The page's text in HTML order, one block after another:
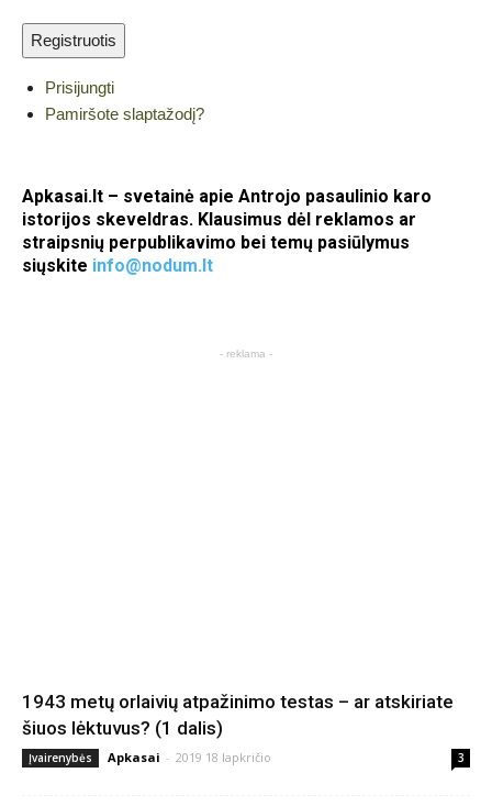
Registruotis
Prisijungti
Pamiršote slaptažodį?
Apkasai.lt – svetainė apie Antrojo pasaulinio karo
istorijos skeveldras. Klausimus dėl reklamos ar
straipsnių perpublikavimo bei temų pasiūlymus
siųskite info@nodum.lt
- reklama -
1943 metų orlaivių atpažinimo testas – ar atskiriate
šiuos lėktuvus? (1 dalis)
Įvairenybės Apkasai - 2019 18 lapkričio 3